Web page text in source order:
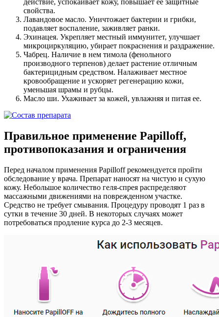
свойства.
Лавандовое масло. Уничтожает бактерии и грибки,
подавляет воспаление, заживляет ранки.
Эхинацея. Укрепляет местный иммунитет, улучшает
микроциркуляцию, убирает покраснения и раздражение.
Чабрец. Наличие в нем тимола (фенольного
производного терпенов) делает растение отличным
бактерицидным средством. Налаживает местное
кровообращение и ускоряет регенерацию кожи,
уменьшая шрамы и рубцы.
Масло ши. Ухаживает за кожей, увлажняя и питая ее.
Правильное применение Papilloff,
противопоказания и ограничения
Перед началом применения Papilloff рекомендуется пройти
обследование у врача. Препарат наносят на чистую и сухую
кожу. Небольшое количество геля-спрея распределяют
массажными движениями на поврежденном участке.
Средство не требует смывания. Процедуру проводят 1 раз в
сутки в течение 30 дней. В некоторых случаях может
потребоваться продление курса до 2-3 месяцев.